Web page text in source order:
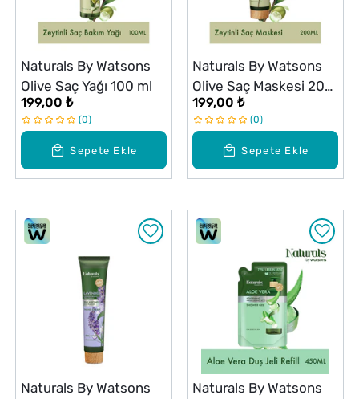
Sepete Ekle
Naturals By Watsons
Olive Saç Yağı 100 ml
199,00 ₺
0
Sepete Ekle
Naturals By Watsons
Olive Saç Maskesi 200
ml
199,00 ₺
0
Naturals By Watsons
Naturals By Watsons